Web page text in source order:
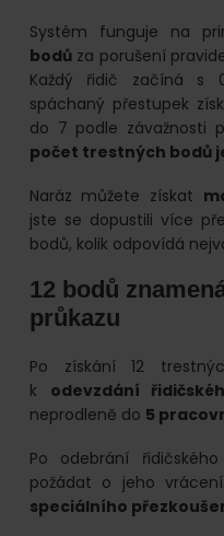
Systém funguje na
bodůza porušení
Každý řidič začíná s
spáchaný přestupek
do 7 podle závažnosti
počet trestných bodů
Naráz můžete získat
jste se dopustili více
bodů, kolik odpovídá
12 bodů
průkazu
Po získání 12
k odevzdání
neprodleně do 5
Po odebrání
požádat o jeho
speciálního